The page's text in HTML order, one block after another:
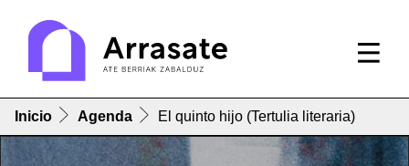
Inicio Agenda El quinto hijo (Tertulia literaria)